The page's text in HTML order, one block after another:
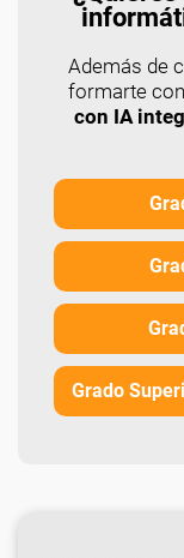
Además de
formarte
con IA
Grado